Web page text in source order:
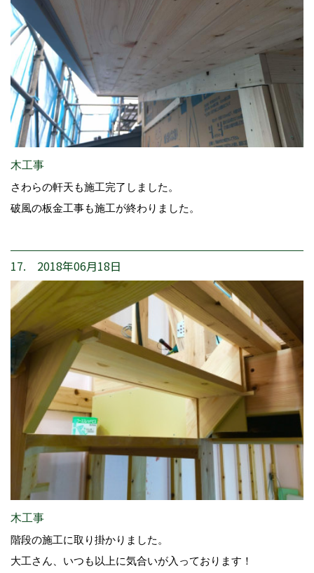
木工事
さわらの軒天も施工完了しました。
破風の板金工事も施工が終わりました。
17. 2018年06月18日
木工事
階段の施工に取り掛かりました。
大工さん、いつも以上に気合いが入っております！